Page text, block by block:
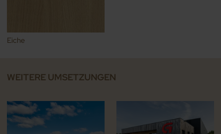
Eiche
WEITERE UMSETZUNGEN